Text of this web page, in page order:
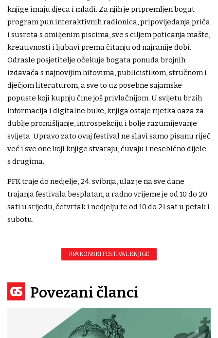
knjige imaju djeca i mladi. Za njih je pripremljen bogat
program pun interaktivnih radionica, pripovijedanja priča
i susreta s omiljenim piscima, sve s ciljem poticanja mašte,
kreativnosti i ljubavi prema čitanju od najranije dobi.
Odrasle posjetitelje očekuje bogata ponuda brojnih
izdavača s najnovijim hitovima, publicistikom, stručnom i
dječjom literaturom, a sve to uz posebne sajamske
popuste koji kupnju čine još privlačnijom. U svijetu brzih
informacija i digitalne buke, knjiga ostaje rijetka oaza za
dublje promišljanje, introspekciju i bolje razumijevanje
svijeta. Upravo zato ovaj festival ne slavi samo pisanu riječ
već i sve one koji knjige stvaraju, čuvaju i nesebično dijele
s drugima.
PFK traje do nedjelje, 24. svibnja, ulaz je na sve dane
trajanja festivala besplatan, a radno vrijeme je od 10 do 20
sati u srijedu, četvrtak i nedjelju te od 10 do 21 sat u petak i
subotu.
#PANONSKI FESTIVAL KNJIGE
Povezani članci